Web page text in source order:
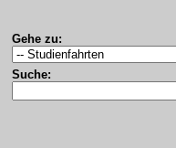
Gehe zu:
Suche: